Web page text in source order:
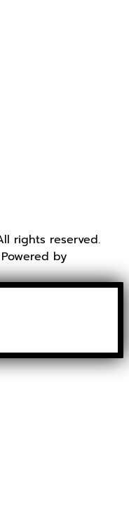
rights reserved.
by